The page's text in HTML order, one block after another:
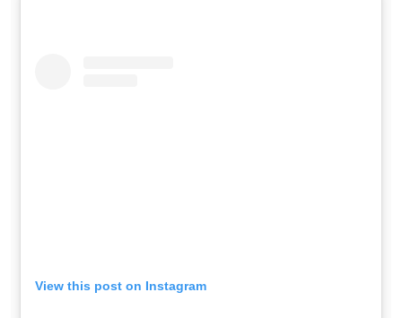
View this post on Instagram